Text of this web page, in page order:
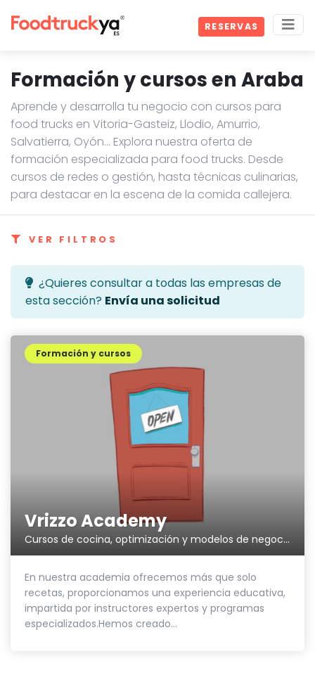
RESERVAS
Formación y cursos en Araba
Aprende y desarrolla tu negocio con cursos para
food trucks en Vitoria-Gasteiz, Llodio, Amurrio,
Salvatierra, Oyón… Explora nuestra oferta de
formación especializada para food trucks. Desde
cursos de redes o gestión, hasta técnicas culinarias,
para destacar en la escena de la comida callejera.
VER FILTROS
¿Quieres consultar a todas las empresas de
esta sección? Envía una solicitud
Vrizzo Academy
Cursos de cocina, optimización y modelos de negocio
Formación y cursos
En nuestra academia ofrecemos más que solo
recetas, proporcionamos una experiencia educativa,
impartida por instructores expertos y programas
especializados.Hemos creado...